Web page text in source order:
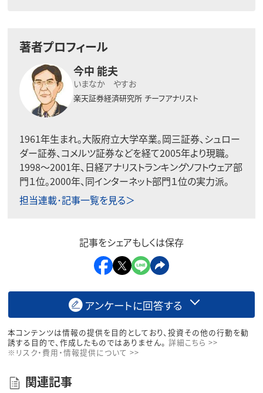
著者プロフィール
今中 能夫
いまなか やすお
楽天証券経済研究所 チーフアナリスト
1961年生まれ。大阪府立大学卒業。岡三証券、シュロー
ダー証券、コメルツ証券などを経て2005年より現職。
1998〜2001年、日経アナリストランキングソフトウェア部
門１位。2000年、同インターネット部門１位の実力派。
担当連載･記事一覧を見る＞
記事をシェアもしくは保存
アンケートに回答する
本コンテンツは情報の提供を目的としており、投資その他の行動を勧
誘する目的で、作成したものではありません。 詳細こちら >>
※リスク・費用・情報提供について >>
関連記事